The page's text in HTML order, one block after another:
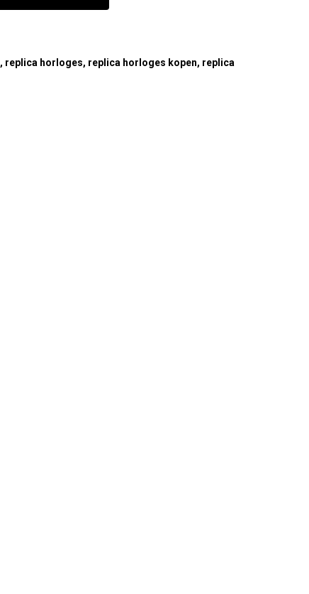
, replica horloges, replica horloges kopen, replica